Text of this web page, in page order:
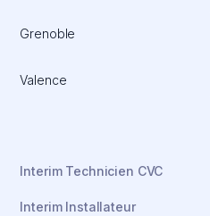
Grenoble
Valence
Interim Technicien CVC
Interim Installateur